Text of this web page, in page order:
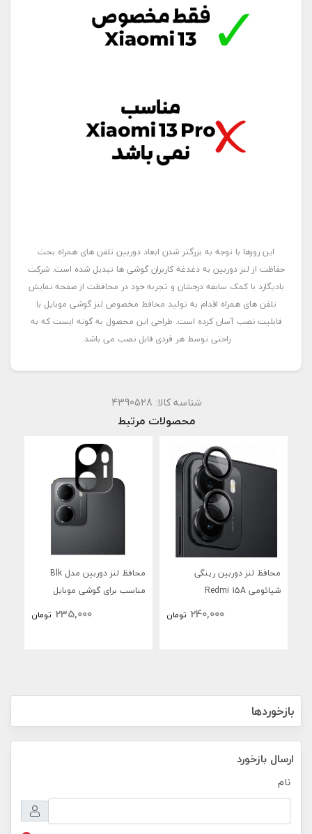
این روزها با توجه به بزرگتر شدن ابعاد دوربین تلفن های همراه بحث
حفاظت از لنز دوربین به دغدغه کاربران گوشی ها تبدیل شده است. شرکت
بادیگارد با کمک سابقه درخشان و تجربه خود در محافظت از صفحه نمایش
تلفن های همراه اقدام به تولید محافظ مخصوص لنز گوشی موبایل با
قابلیت نصب آسان کرده است. طراحی این محصول به گونه ایست که به
راحتی توسط هر فردی قابل نصب می باشد.
شناسه کالا: 4390528
محصولات مرتبط
محافظ لنز دوربین رینگی
شیائومی Redmi 15A
240,000 تومان
محافظ لنز دوربین مدل Blk
مناسب برای گوشی موبایل
235,000 تومان
بازخوردها
ارسال بازخورد
نام